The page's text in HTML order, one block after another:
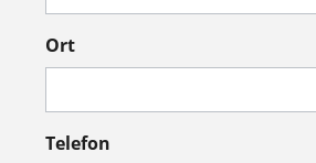
Ort
Telefon